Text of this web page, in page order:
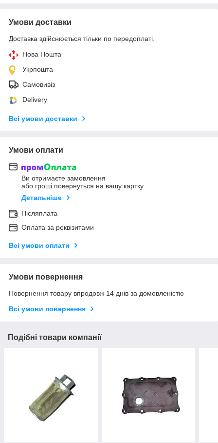
Умови доставки
Доставка здійснюється тільки по передоплаті.
Нова Пошта
Укрпошта
Самовивіз
Delivery
Всі умови доставки
Умови оплати
Ви отримаєте замовлення
або гроші повернуться на вашу картку
Детальніше
Післяплата
Оплата за реквізитами
Всі умови оплати
Умови повернення
Повернення товару впродовж 14 днів за домовленістю
Всі умови повернення
Подібні товари компанії